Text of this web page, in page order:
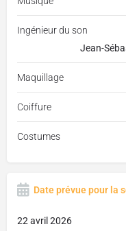
Ingénieur du son
Jean-
Maquillage
Coiffure
Costumes
Date prévue pour la
22 avril 2026